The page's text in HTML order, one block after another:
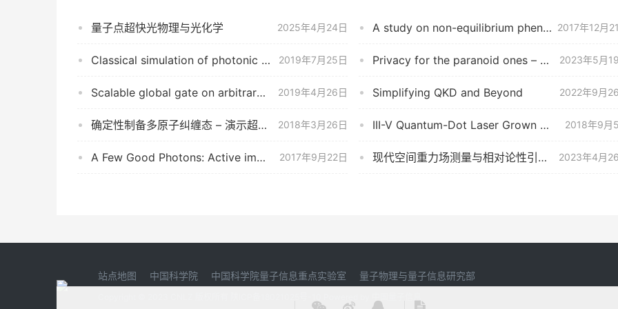
2025年4月24日
量子点超快光物理与光化学 2017年12月
A study on non-equilibrium phenomena in dissipative cold atom systems
2019年7月25日
Classical simulation of photonic linear optics with lost particles 2023年5月
Privacy for the paranoid ones – the ultimate limits of secrecy
2019年4月26日
Scalable global gate on arbitrary ion-qubits 2022年9月
Simplifying QKD and Beyond
2018年3月26日
确定性制备多原子纠缠态 – 演示超越测量精度的经典极限 2018年9月
III-V Quantum-Dot Laser Grown on Silicon Substrates for Silicon Photonics
2017年9月22日
A Few Good Photons: Active imaging with a little signal and a lot more noise 2023年4月
现代空间重力场测量与相对论性引力实验
站点地图 中国科学院 中国科学院量子信息重点实验室 量子物理与量子信息研究部